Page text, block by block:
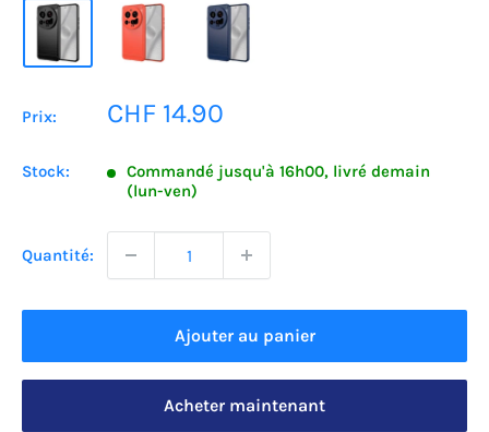
Prix:
Prix
CHF 14.90
Stock:
Commandé jusqu'à 16h00, livré demain
(lun-ven)
Quantité:
Ajouter au panier
Acheter maintenant